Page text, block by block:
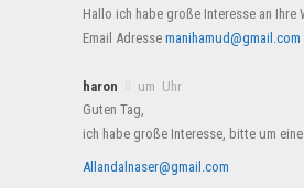
Hallo ich habe große Interesse an Ihre
Email Adresse manihamud@gmail.com
haron
um Uhr
Guten Tag,
ich habe große Interesse, bitte um
Allandalnaser@gmail.com